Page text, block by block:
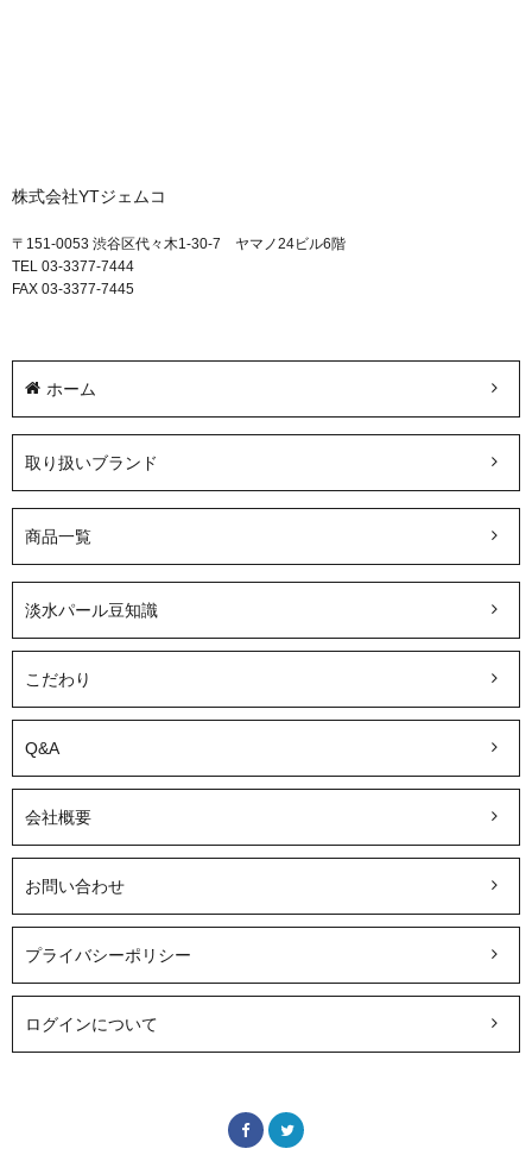
株式会社YTジェムコ
〒151-0053 渋谷区代々木1-30-7 ヤマノ24ビル6階
TEL 03-3377-7444
FAX 03-3377-7445
ホーム
取り扱いブランド
商品一覧
淡水パール豆知識
こだわり
Q&A
会社概要
お問い合わせ
プライバシーポリシー
ログインについて